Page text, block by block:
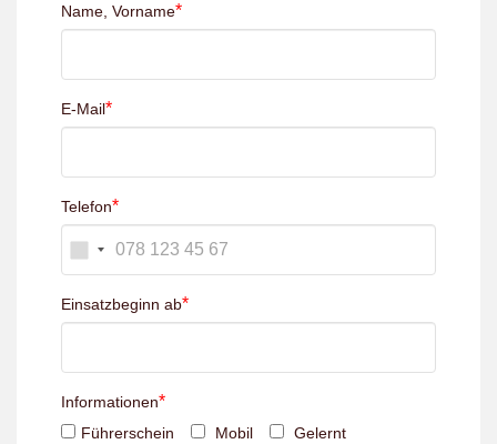
Name, Vorname*
E-Mail*
Telefon*
Einsatzbeginn ab*
Informationen*
Führerschein Mobil
Gelernt